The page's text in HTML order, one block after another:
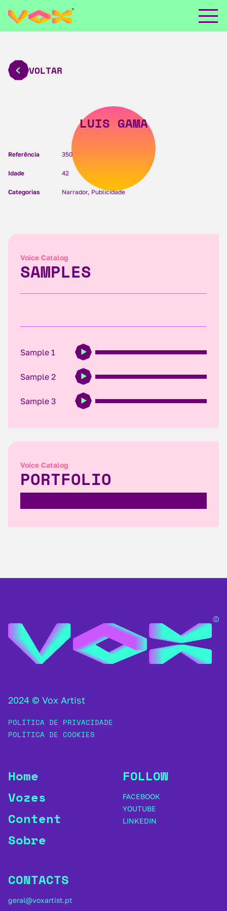
VOLTAR
LUIS GAMA
Referência 350
Idade 42
Categorias Narrador, Publicidade
Voice Catalog
SAMPLES
Sample 1
Sample 2
Sample 3
Voice Catalog
PORTFOLIO
2024 © Vox Artist
POLÍTICA DE PRIVACIDADE
POLÍTICA DE COOKIES
Home
Vozes
Content
Sobre
FOLLOW
FACEBOOK
YOUTUBE
LINKEDIN
CONTACTS
geral@voxartist.pt